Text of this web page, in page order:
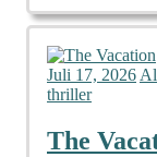
Juli 17, 2026
thriller
The